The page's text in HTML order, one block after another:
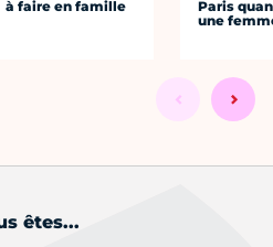
à faire en famille
Paris
une
êtes...